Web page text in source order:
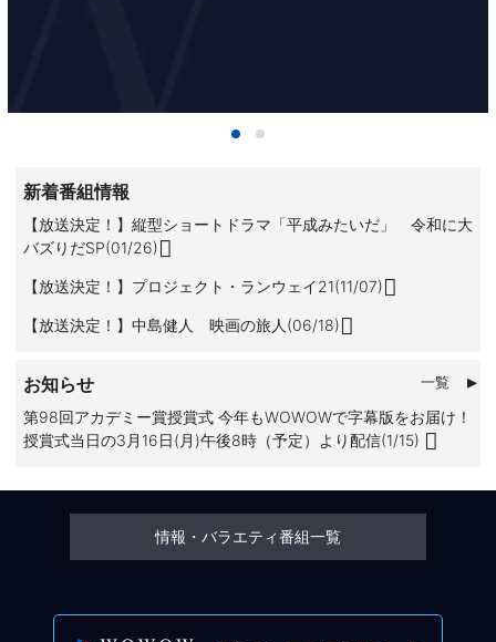
新着番組情報
【放送決定！】縦型ショートドラマ「平成みたいだ」 令和に大
バズりだSP(01/26)
【放送決定！】プロジェクト・ランウェイ21(11/07)
【放送決定！】中島健人 映画の旅人(06/18)
お知らせ 一覧
第98回アカデミー賞授賞式 今年もWOWOWで字幕版をお届け！
授賞式当日の3月16日(月)午後8時（予定）より配信(1/15)
情報・バラエティ番組一覧